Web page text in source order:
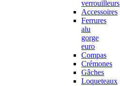
verrouilleurs
Accessoires
Ferrures
alu
gorge
euro
Compas
Crémones
Gâches
Loqueteaux